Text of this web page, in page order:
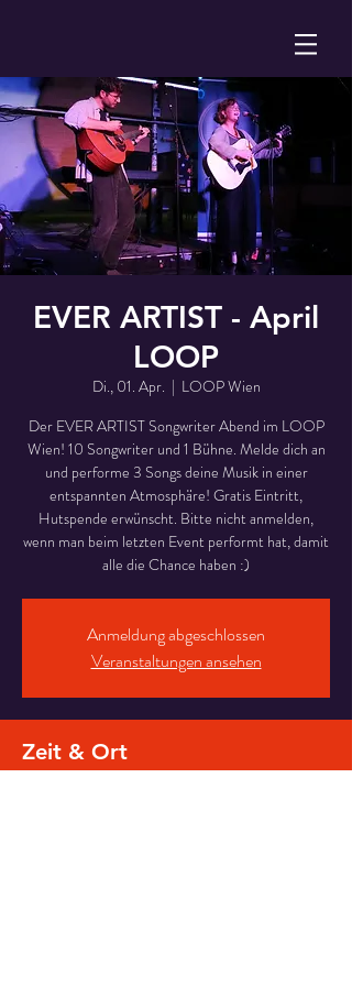
EVER ARTIST - April
LOOP
Di., 01. Apr.
  |
LOOP Wien
Der EVER ARTIST Songwriter Abend im LOOP
Wien! 10 Songwriter und 1 Bühne. Melde dich an
und performe 3 Songs deine Musik in einer
entspannten Atmosphäre! Gratis Eintritt,
Hutspende erwünscht. Bitte nicht anmelden,
wenn man beim letzten Event performt hat, damit
alle die Chance haben :)
Anmeldung abgeschlossen
Veranstaltungen ansehen
Zeit & Ort